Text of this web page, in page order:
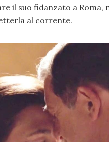
il suo fidanzato a Roma,
al corrente.